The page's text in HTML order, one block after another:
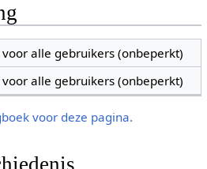
voor alle gebruikers (onbeperkt)
voor alle gebruikers (onbeperkt)
voor deze pagina.